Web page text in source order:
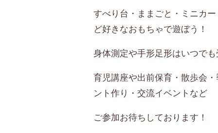
すべり台・ままごと・ミニカ
ど好きなおもちゃで遊ぼう！
身体測定や手形足形はいつで
育児講座や出前保育・散歩会
ント作り・交流イベントなど
ご参加お待ちしております！